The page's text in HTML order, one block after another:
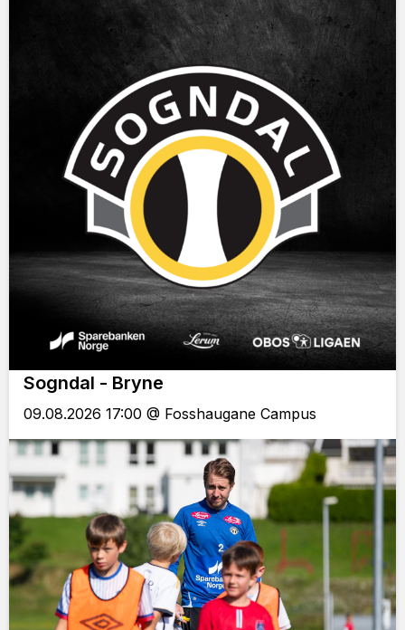
Sogndal - Bryne
09.08.2026 17:00 @ Fosshaugane Campus